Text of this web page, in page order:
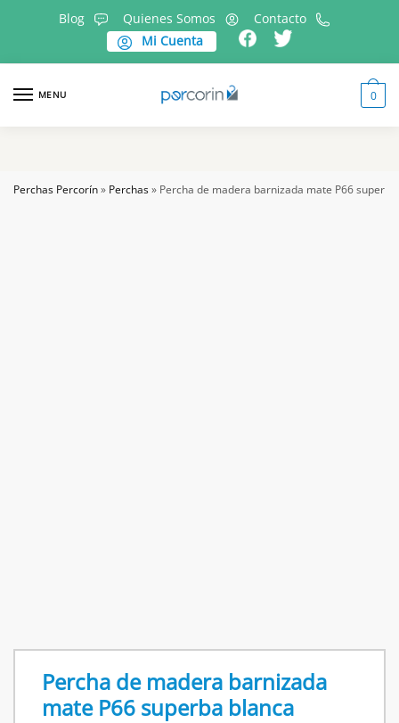
Blog Quienes Somos
Contacto
Mi Cuenta
MENU 0
Perchas Percorín» Perchas» Percha de madera barnizada mate P66
Percha de madera barnizada
mate P66 superba blanca